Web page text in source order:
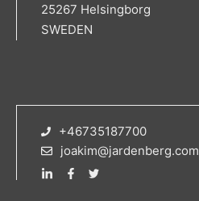
25267 Helsingborg
SWEDEN
+46735187700
joakim@jardenberg.com